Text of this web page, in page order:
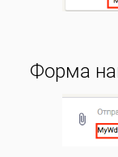
Форма